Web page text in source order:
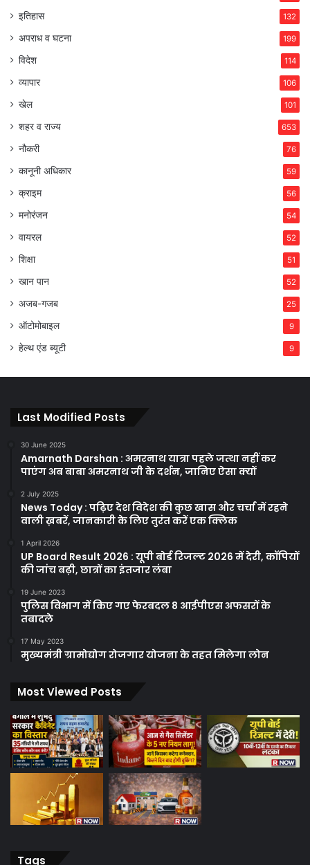
इतिहास 132
अपराध व घटना 199
विदेश 114
व्यापार 106
खेल 101
शहर व राज्य 653
नौकरी 76
कानूनी अधिकार 59
क्राइम 56
मनोरंजन 54
वायरल 52
शिक्षा 51
खान पान 52
अजब-गजब 25
ऑटोमोबाइल 9
हेल्थ एंड ब्यूटी 9
Last Modified Posts
30 June 2025
Amarnath Darshan : अमरनाथ यात्रा पहले जत्था नहीं कर
पाएंग अब बाबा अमरनाथ जी के दर्शन, जानिए ऐसा क्यों
2 July 2025
News Today : पढ़िए देश विदेश की कुछ खास और चर्चा में रहने
वाली ख़बरें, जानकारी के लिए तुरंत करें एक क्लिक
1 April 2026
UP Board Result 2026 : यूपी बोर्ड रिजल्ट 2026 में देरी, कॉपियों
की जांच बढ़ी, छात्रों का इंतजार लंबा
19 June 2023
पुलिस विभाग में किए गए फेरबदल 8 आईपीएस अफसरों के
तबादले
17 May 2023
मुख्यमंत्री ग्रामोद्योग रोजगार योजना के तहत मिलेगा लोन
Most Viewed Posts
Tags